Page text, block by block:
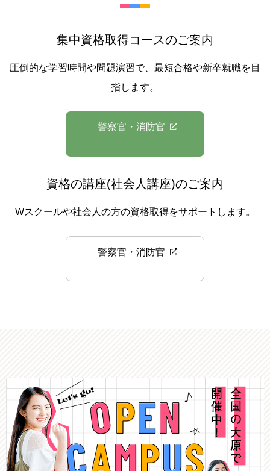
集中資格取得コースのご案内
圧倒的な学習時間や問題演習で、最短合格や新卒就職を目
指します。
警察官・消防官
資格の講座(社会人講座)のご案内
Wスクールや社会人の方の資格取得をサポートします。
警察官・消防官